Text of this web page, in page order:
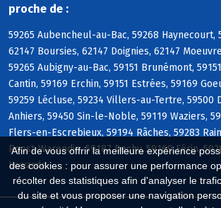
Afin de vous offrir la meilleure expérience
des cookies : pour assurer une performance
récolter des statistiques afin d'analyser le
du site et vous proposer une navigation
proche de :
59265 Aubencheul-au-Bac, 59268 Haynecourt,
62147 Boursies, 62147 Doignies, 62147
59265 Aubigny-au-Bac, 59151 Brunémont,
Cantin, 59169 Erchin, 59151 Estrées, 59169
59259 Lécluse, 59234 Villers-au-Tertre, 59500
Anhiers, 59450 Sin-le-Noble, 59119 Waziers,
Flers-en-Escrebieux, 59194 Râches, 59283
Roost-Warendin, 59187 Dechy, 59169 Férin,
Lewarde